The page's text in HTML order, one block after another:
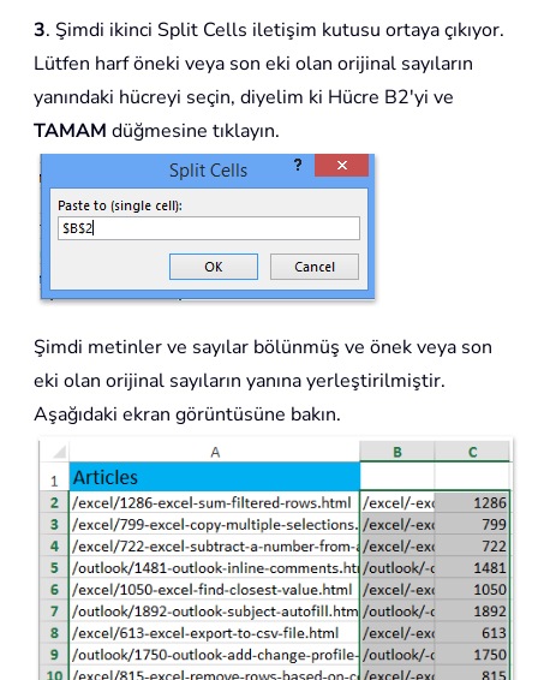
3. Şimdi ikinci Split Cells iletişim kutusu ortaya çıkıyor.
Lütfen harf öneki veya son eki olan orijinal sayıların
yanındaki hücreyi seçin, diyelim ki Hücre B2'yi ve
TAMAM düğmesine tıklayın.
Şimdi metinler ve sayılar bölünmüş ve önek veya son
eki olan orijinal sayıların yanına yerleştirilmiştir.
Aşağıdaki ekran görüntüsüne bakın.